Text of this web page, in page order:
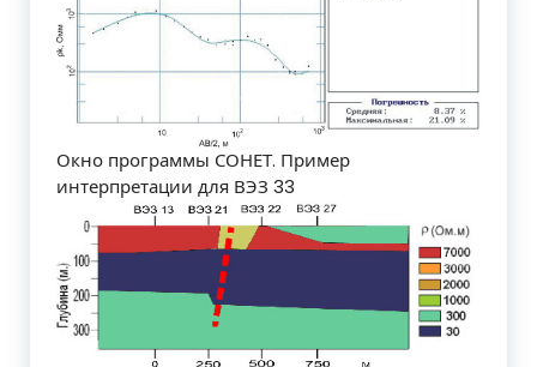
Окно программы СОНЕТ. Пример
интерпретации для ВЭЗ 33